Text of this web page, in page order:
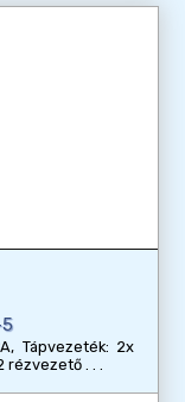
Tápvezeték: 2x
rézvezető